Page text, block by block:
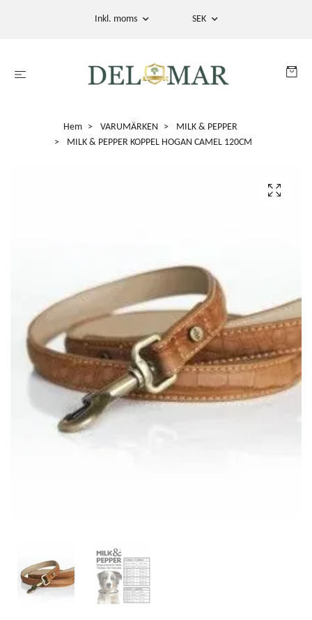
Inkl. moms SEK
Hem VARUMÄRKEN
MILK & PEPPER
MILK & PEPPER KOPPEL HOGAN CAMEL 120CM